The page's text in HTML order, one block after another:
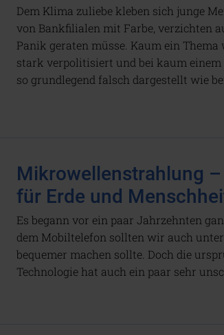
Dem Klima zuliebe kleben sich junge
von Bankfilialen mit Farbe, verzichten
Panik geraten müsse. Kaum ein
stark verpolitisiert und bei kaum einem
so grundlegend falsch dargestellt wie
Mikrowellenstrahlung
für Erde und
Es begann vor ein paar Jahrzehnten
dem Mobiltelefon sollten wir auch
bequemer machen sollte. Doch die
Technologie hat auch ein paar sehr